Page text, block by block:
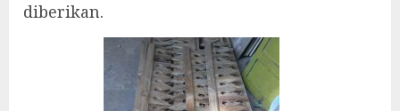
diberikan.